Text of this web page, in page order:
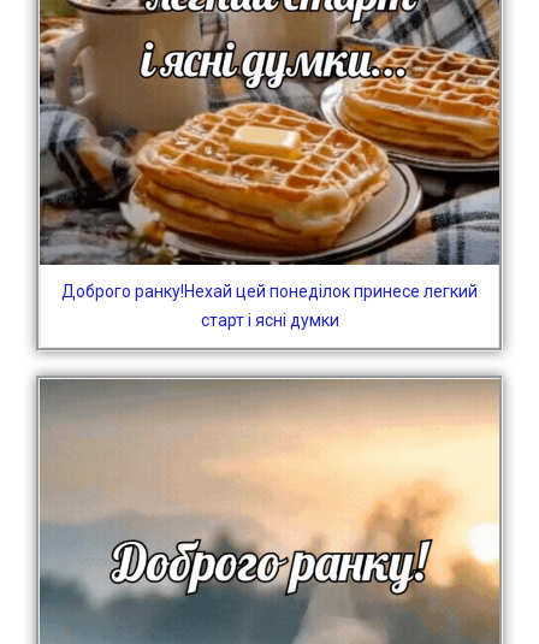
Доброго ранку!Нехай цей понеділок принесе легкий
старт і ясні думки